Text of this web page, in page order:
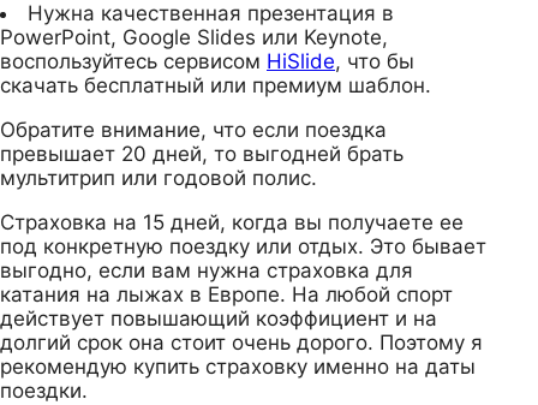
Нужна качественная презентация в
PowerPoint, Google Slides или Keynote,
воспользуйтесь сервисом HiSlide, что бы
скачать бесплатный или премиум шаблон.
Обратите внимание, что если поездка
превышает 20 дней, то выгодней брать
мультитрип или годовой полис.
Страховка на 15 дней, когда вы получаете ее
под конкретную поездку или отдых. Это бывает
выгодно, если вам нужна страховка для
катания на лыжах в Европе. На любой спорт
действует повышающий коэффициент и на
долгий срок она стоит очень дорого. Поэтому я
рекомендую купить страховку именно на даты
поездки.